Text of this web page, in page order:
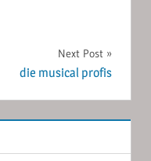
Next Post
die musical profis